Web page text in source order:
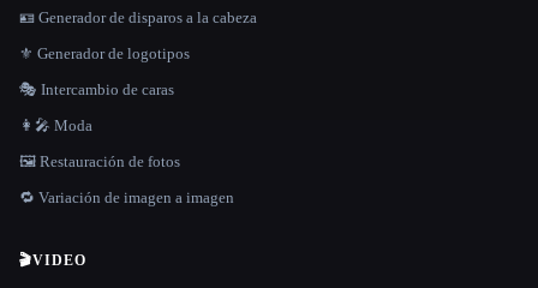
🪪 Generador de disparos a la cabeza
⚜️ Generador de logotipos
🎭 Intercambio de caras
👩‍🎤 Moda
🖼️ Restauración de fotos
🔁 Variación de imagen a imagen
🎬VIDEO